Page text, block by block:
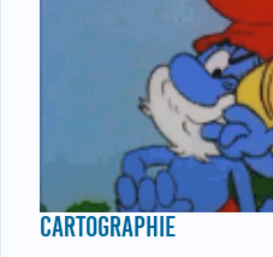
CARTOGRAPHIE